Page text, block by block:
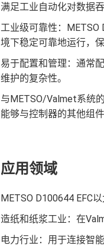
满足工业自动化对数据
工业级可靠性：
境下稳定可靠地运行，
易于配置和管理：通常
维护的复杂性。
与METSO/Valmet系统
能够与控制器的其他组
应用领域
METSO D100644 EFC
造纸和纸浆工业：在
电力行业：用于连接智